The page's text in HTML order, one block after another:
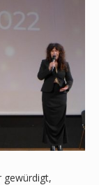
gewürdigt,